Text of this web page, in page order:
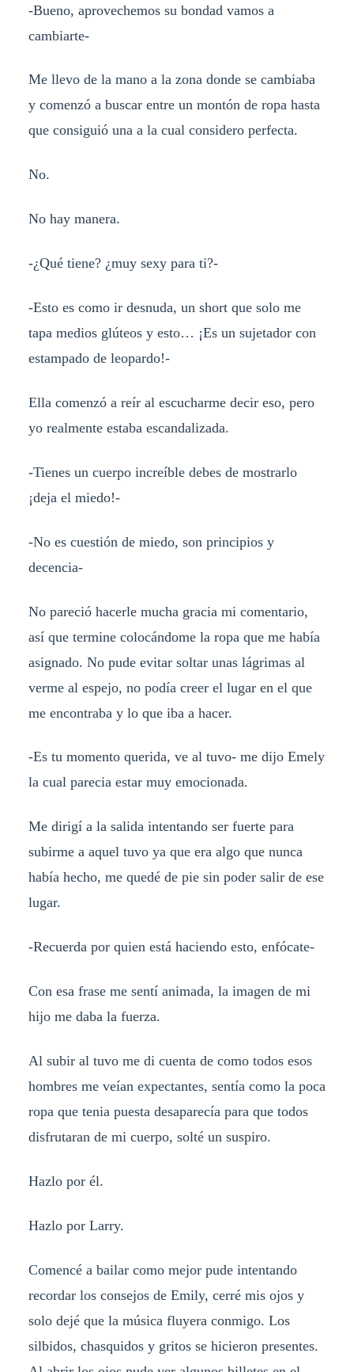
-Bueno, aprovechemos su bondad vamos a
cambiarte-
Me llevo de la mano a la zona donde se cambiaba
y comenzó a buscar entre un montón de ropa hasta
que consiguió una a la cual considero perfecta.
No.
No hay manera.
-¿Qué tiene? ¿muy sexy para ti?-
-Esto es como ir desnuda, un short que solo me
tapa medios glúteos y esto… ¡Es un sujetador con
estampado de leopardo!-
Ella comenzó a reír al escucharme decir eso, pero
yo realmente estaba escandalizada.
-Tienes un cuerpo increíble debes de mostrarlo
¡deja el miedo!-
-No es cuestión de miedo, son principios y
decencia-
No pareció hacerle mucha gracia mi comentario,
así que termine colocándome la ropa que me había
asignado. No pude evitar soltar unas lágrimas al
verme al espejo, no podía creer el lugar en el que
me encontraba y lo que iba a hacer.
-Es tu momento querida, ve al tuvo- me dijo Emely
la cual parecia estar muy emocionada.
Me dirigí a la salida intentando ser fuerte para
subirme a aquel tuvo ya que era algo que nunca
había hecho, me quedé de pie sin poder salir de ese
lugar.
-Recuerda por quien está haciendo esto, enfócate-
Con esa frase me sentí animada, la imagen de mi
hijo me daba la fuerza.
Al subir al tuvo me di cuenta de como todos esos
hombres me veían expectantes, sentía como la poca
ropa que tenia puesta desaparecía para que todos
disfrutaran de mi cuerpo, solté un suspiro.
Hazlo por él.
Hazlo por Larry.
Comencé a bailar como mejor pude intentando
recordar los consejos de Emily, cerré mis ojos y
solo dejé que la música fluyera conmigo. Los
silbidos, chasquidos y gritos se hicieron presentes.